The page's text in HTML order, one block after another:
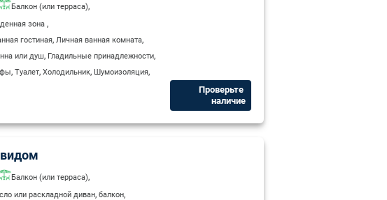
Балкон (или терраса),
зона ,
гостиная, Личная ванная комната,
или душ, Гладильные принадлежности,
, Туалет, Холодильник, Шумоизоляция,
Проверьте ​
наличие
Балкон (или терраса),
или раскладной диван, балкон,